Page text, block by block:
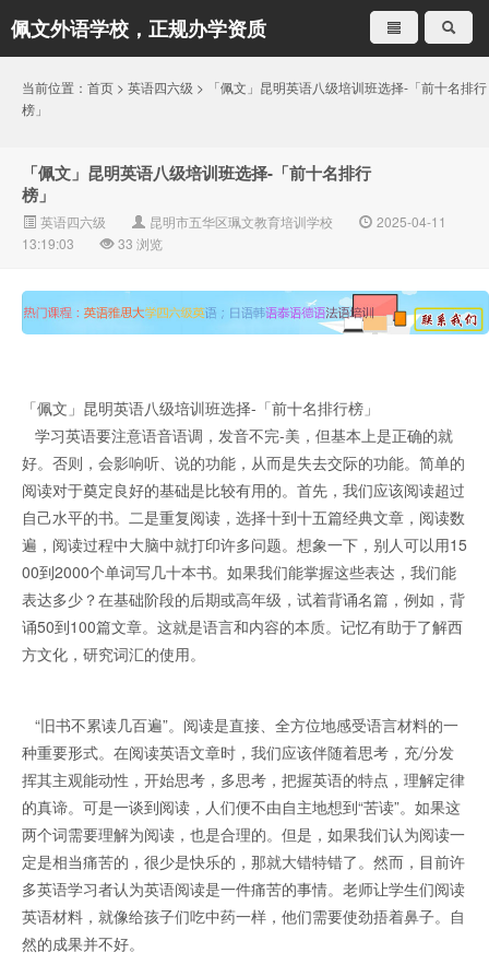
佩文外语学校，正规办学资质
就是不一样
当前位置： 首页 > 英语四六级 > 「佩文」昆明英语八级培训班选择-「前十名排行
榜」
「佩文」昆明英语八级培训班选择-「前十名排行
榜」
英语四六级 昆明市五华区珮文教育培训学校
2025-04-11
13:19:03
33 浏览
「佩文」昆明英语八级培训班选择-「前十名排行榜」
学习英语要注意语音语调，发音不完-美，但基本上是正确的就
好。否则，会影响听、说的功能，从而是失去交际的功能。简单的
阅读对于奠定良好的基础是比较有用的。首先，我们应该阅读超过
自己水平的书。二是重复阅读，选择十到十五篇经典文章，阅读数
遍，阅读过程中大脑中就打印许多问题。想象一下，别人可以用15
00到2000个单词写几十本书。如果我们能掌握这些表达，我们能
表达多少？在基础阶段的后期或高年级，试着背诵名篇，例如，背
诵50到100篇文章。这就是语言和内容的本质。记忆有助于了解西
方文化，研究词汇的使用。
“旧书不累读几百遍”。阅读是直接、全方位地感受语言材料的一
种重要形式。在阅读英语文章时，我们应该伴随着思考，充/分发
挥其主观能动性，开始思考，多思考，把握英语的特点，理解定律
的真谛。可是一谈到阅读，人们便不由自主地想到“苦读”。如果这
两个词需要理解为阅读，也是合理的。但是，如果我们认为阅读一
定是相当痛苦的，很少是快乐的，那就大错特错了。然而，目前许
多英语学习者认为英语阅读是一件痛苦的事情。老师让学生们阅读
英语材料，就像给孩子们吃中药一样，他们需要使劲捂着鼻子。自
然的成果并不好。